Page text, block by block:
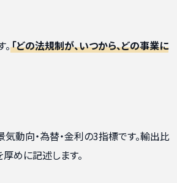
「どの法規制が、いつから、どの事業に
動向・為替・金利の3指標です。輸出比
めに記述します。